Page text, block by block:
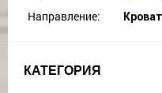
Направление:
КАТЕГОРИЯ